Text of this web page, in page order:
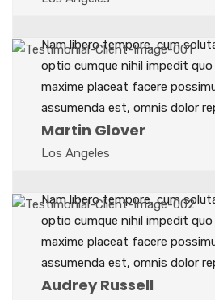
Nam libero tempore, cum
optio cumque nihil impedit
maxime placeat facere
assumenda est, omnis dolor
Martin Glover
Los Angeles
Nam libero tempore, cum
optio cumque nihil impedit quo
maxime placeat facere
assumenda est, omnis dolor
Audrey Russell